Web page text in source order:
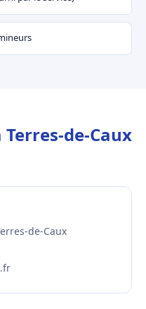
de-Caux
de-Caux